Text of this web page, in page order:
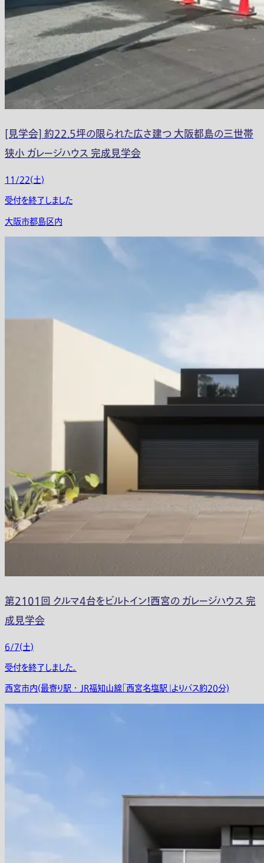
[見学会] 約22.5坪の限られた広さ建つ 大阪都島の三世帯
狭小 ガレージハウス 完成見学会
11/22(土)
受付を終了しました
大阪市都島区内
第2101回 クルマ4台をビルトイン！西宮の ガレージハウス 完
成見学会
6/7(土)
受付を終了しました。
西宮市内(最寄り駅 ・ JR福知山線「西宮名塩駅」よりバス約20分)